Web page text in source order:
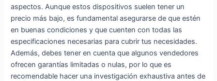
aspectos. Aunque estos dispositivos suelen tener un
precio más bajo, es fundamental asegurarse de que estén
en buenas condiciones y que cuenten con todas las
especificaciones necesarias para cubrir tus necesidades.
Además, debes tener en cuenta que algunos vendedores
ofrecen garantías limitadas o nulas, por lo que es
recomendable hacer una investigación exhaustiva antes de